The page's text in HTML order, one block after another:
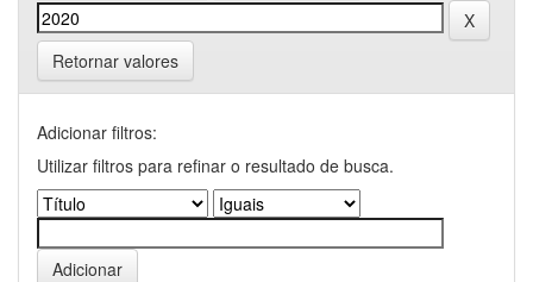
Retornar valores
Adicionar filtros:
Utilizar filtros para refinar o resultado de busca.